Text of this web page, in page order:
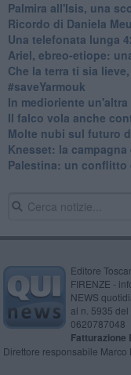
Palmira all'Isis, una
Ricordo di Daniela
​Una telefonata lunga
​Ariel, ebreo-etiope:
Che la terra ti sia
​#saveYarmouk
​In medioriente
​Il falco vola anche
Molte nubi sul futuro
Knesset: la
Palestina: un
Editore
FIRENZE -
NEWS
al n. 5935 del
0620787048
Fatturazione
Direttore responsabile Marco